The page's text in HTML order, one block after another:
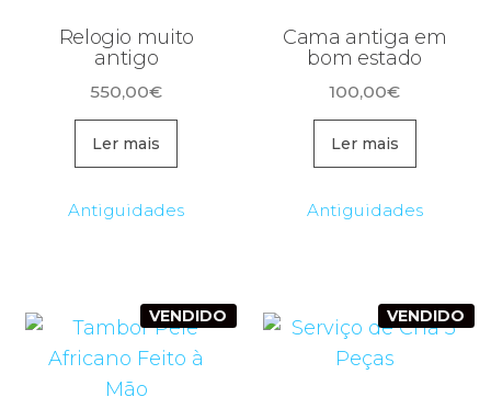
Relogio muito
antigo
550,00€
Ler mais
Antiguidades
Cama antiga em
bom estado
100,00€
Ler mais
Antiguidades
VENDIDO VENDIDO